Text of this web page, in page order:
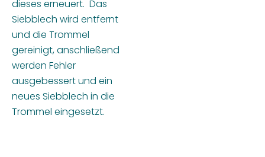
dieses erneuert. Das
Siebblech wird entfernt
und die Trommel
gereinigt, anschließend
werden Fehler
ausgebessert und ein
neues Siebblech in die
Trommel eingesetzt.